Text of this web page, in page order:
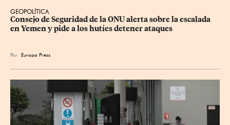
GEOPOLÍTICA
Consejo de Seguridad de la ONU alerta sobre la escalada
en Yemen y pide a los hutíes detener ataques
Por Europa Press